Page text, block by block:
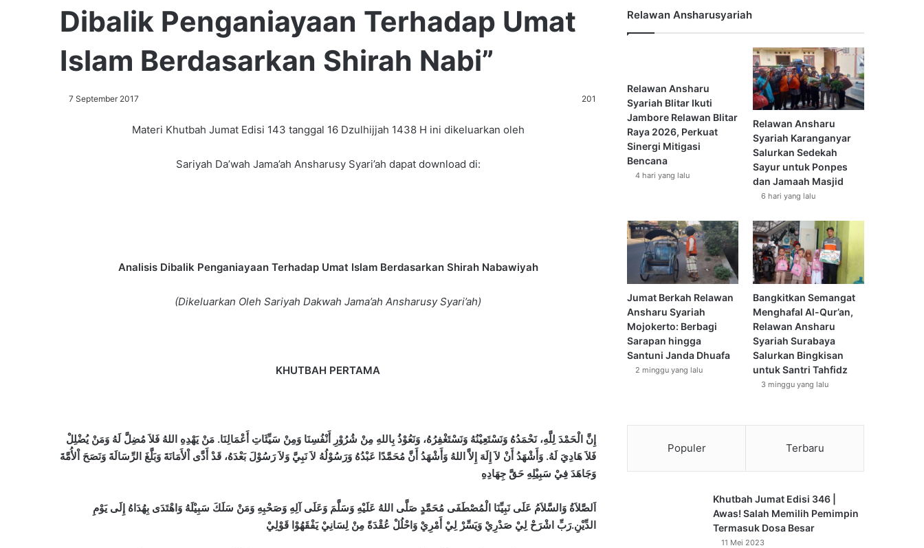
Dibalik Penganiayaan Terhadap Umat
Islam Berdasarkan Shirah Nabi”
7 September 2017 201
Materi Khutbah Jumat Edisi 143 tanggal 16 Dzulhijjah 1438 H ini dikeluarkan oleh
Sariyah Da’wah Jama’ah Ansharusy Syari’ah dapat download di:
Analisis Dibalik Penganiayaan Terhadap Umat Islam Berdasarkan Shirah Nabawiyah
(Dikeluarkan Oleh Sariyah Dakwah Jama’ah Ansharusy Syari’ah)
KHUTBAH PERTAMA
إِنَّ الْحَمْدَ لِلَّهِ، نَحْمَدُهُ وَنَسْتَعِيْنُهُ وَنَسْتَغْفِرُهُ، وَنَعُوْذُ بِاللهِ مِنْ شُرُوْرِ أَنْفُسِنَا وَمِنْ سَيِّئَاتِ أَعْمَالِنَا. مَنْ يَهْدِهِ اللهُ فَلاَ مُضِلَّ لَهُ وَمَنْ يُضْلِلْ
فَلاَ هَادِيَ لَهُ. وَأَشْهَدُ أَنْ لاَ إِلَهَ إِلاَّ اللهُ وَأَشْهَدُ أَنَّ مُحَمَّدًا عَبْدُهُ وَرَسُوْلُهُ لاَ نَبِيَّ وَلاَ رَسُوْلَ بَعْدَهُ، قَدْ أَدَّى اْلأَمَانَةَ وَبَلَّغَ الرِّسَالَةَ وَنَصَحَ اْلأُمَّةَ
وَجَاهَدَ فِيْ سَبِيْلِهِ حَقَّ جِهَادِهِ
اَلصَّلاَةُ وَالسَّلاَمُ عَلَى نَبِيِّنَا الْمُصْطَفَى مُحَمَّدٍ صَلَّى اللهُ عَلَيْهِ وَسَلَّمَ وَعَلَى آلِهِ وَصَحْبِهِ وَمَنْ سَلَكَ سَبِيْلَهُ وَاهْتَدَى بِهُدَاهُ إِلَى يَوْمِ
الدِّيْنِ.رَبِّ اشْرَحْ لِيْ صَدْرِيْ وَيَسِّرْ لِيْ أَمْرِيْ وَاحْلُلْ عُقْدَةً مِنْ لِسَانِيْ يَفْقَهُوْا قَوْلِيْ
Relawan Ansharusyariah
Relawan Ansharu
Syariah Blitar Ikuti
Jambore Relawan Blitar
Raya 2026, Perkuat
Sinergi Mitigasi
Bencana
4 hari yang lalu
Relawan Ansharu
Syariah Karanganyar
Salurkan Sedekah
Sayur untuk Ponpes
dan Jamaah Masjid
6 hari yang lalu
Jumat Berkah Relawan
Ansharu Syariah
Mojokerto: Berbagi
Sarapan hingga
Santuni Janda Dhuafa
2 minggu yang lalu
Bangkitkan Semangat
Menghafal Al-Qur’an,
Relawan Ansharu
Syariah Surabaya
Salurkan Bingkisan
untuk Santri Tahfidz
3 minggu yang lalu
Populer Terbaru
Khutbah Jumat Edisi 346 |
Awas! Salah Memilih Pemimpin
Termasuk Dosa Besar
11 Mei 2023